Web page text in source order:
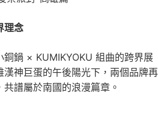
理念
鍋 × KUMIKYOKU 組曲的跨界展
神巨蛋的午後陽光下，兩個品牌再
譜屬於南國的浪漫篇章。